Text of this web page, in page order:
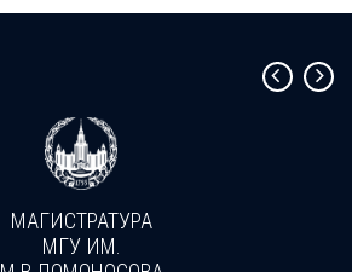
МАГИСТРАТУРА
МГУ ИМ.